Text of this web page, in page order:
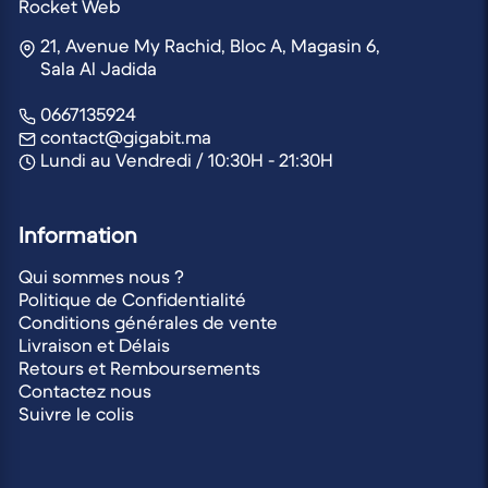
Rocket Web
21, Avenue My Rachid, Bloc A, Magasin 6,
Sala Al Jadida
0667135924
contact@gigabit.ma
Lundi au Vendredi / 10:30H - 21:30H
Information
Qui sommes nous ?
Politique de Confidentialité
Conditions générales de vente
Livraison et Délais
Retours et Remboursements
Contactez nous
Suivre le colis